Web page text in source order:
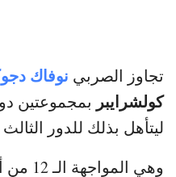
تجاوز الصربي نوفاك
كولشرايبر
ليتأهل بذلك للدور